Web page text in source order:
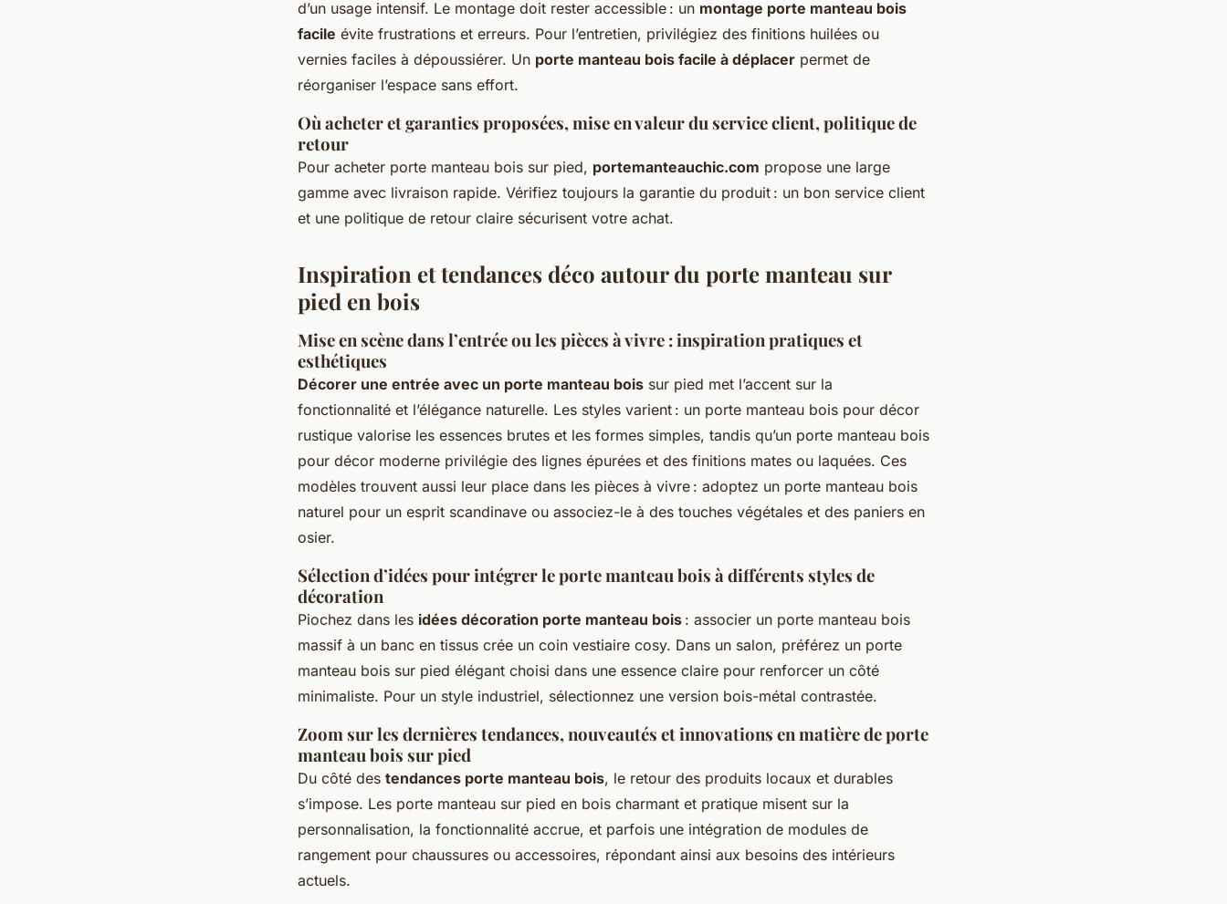
d’un usage intensif. Le montage doit rester accessible : un montage porte manteau bois
facile évite frustrations et erreurs. Pour l’entretien, privilégiez des finitions huilées ou
vernies faciles à dépoussiérer. Un porte manteau bois facile à déplacer permet de
réorganiser l’espace sans effort.
Où acheter et garanties proposées, mise en valeur du service client, politique de
retour
Pour acheter porte manteau bois sur pied, portemanteauchic.com propose une large
gamme avec livraison rapide. Vérifiez toujours la garantie du produit : un bon service client
et une politique de retour claire sécurisent votre achat.
Inspiration et tendances déco autour du porte manteau sur
pied en bois
Mise en scène dans l’entrée ou les pièces à vivre : inspiration pratiques et
esthétiques
Décorer une entrée avec un porte manteau bois sur pied met l’accent sur la
fonctionnalité et l’élégance naturelle. Les styles varient : un porte manteau bois pour décor
rustique valorise les essences brutes et les formes simples, tandis qu’un porte manteau bois
pour décor moderne privilégie des lignes épurées et des finitions mates ou laquées. Ces
modèles trouvent aussi leur place dans les pièces à vivre : adoptez un porte manteau bois
naturel pour un esprit scandinave ou associez-le à des touches végétales et des paniers en
osier.
Sélection d’idées pour intégrer le porte manteau bois à différents styles de
décoration
Piochez dans les idées décoration porte manteau bois : associer un porte manteau bois
massif à un banc en tissus crée un coin vestiaire cosy. Dans un salon, préférez un porte
manteau bois sur pied élégant choisi dans une essence claire pour renforcer un côté
minimaliste. Pour un style industriel, sélectionnez une version bois-métal contrastée.
Zoom sur les dernières tendances, nouveautés et innovations en matière de porte
manteau bois sur pied
Du côté des tendances porte manteau bois, le retour des produits locaux et durables
s’impose. Les porte manteau sur pied en bois charmant et pratique misent sur la
personnalisation, la fonctionnalité accrue, et parfois une intégration de modules de
rangement pour chaussures ou accessoires, répondant ainsi aux besoins des intérieurs
actuels.